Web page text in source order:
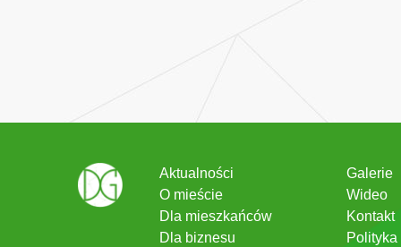
Aktualności
O mieście
Dla mieszkańców
Dla biznesu
Galerie
Wideo
Kontakt